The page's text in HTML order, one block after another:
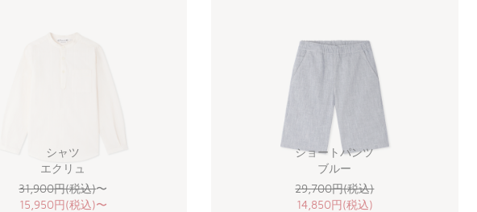
シャツ
エクリュ
31,900円(税込)〜
15,950円(税込)〜
ショートパンツ
ブルー
29,700円(税込)
14,850円(税込)